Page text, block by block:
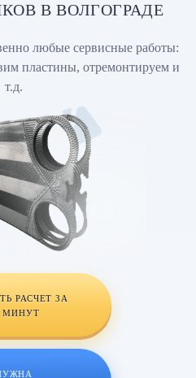
В ВОЛГОГРАДЕ
любые сервисные работы:
пластины, отремонтируем и
т.д.
РАСЧЕТ ЗА
МИНУТ